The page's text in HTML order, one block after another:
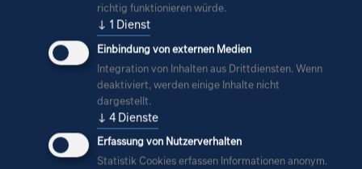
Weitere Lösungen des
Geschäftsbereichs
richtig funktionieren würde.
↓ 1 Dienst
Einbindung von externen Medien
Integration von Inhalten aus Drittdiensten. Wenn
deaktiviert, werden einige Inhalte nicht
dargestellt.
↓ 4 Dienste
Erfassung von Nutzerverhalten
Statistik Cookies erfassen Informationen anonym.